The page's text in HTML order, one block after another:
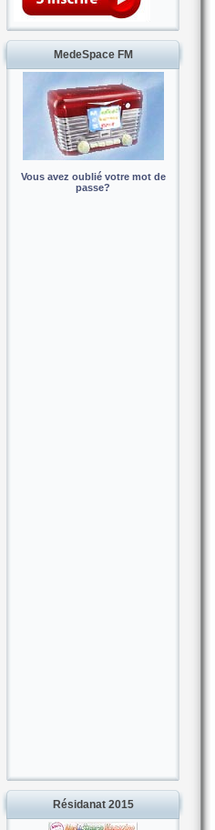
MedeSpace FM
Vous avez oublié votre mot de
passe?
Résidanat 2015